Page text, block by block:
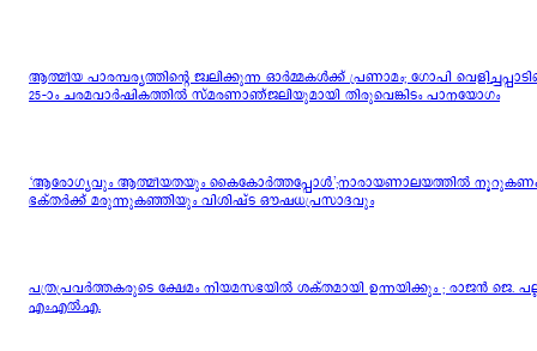
ആത്മീയ പാരമ്പര്യത്തിന്റെ ജ്വലിക്കുന്ന ഓർമ്മകൾക്ക് പ്രണാമം; ഗോപി
25-ാം ചരമവാർഷികത്തിൽ സ്മരണാഞ്ജലിയുമായി തിരുവെങ്കിടം പാനയോഗം
‘ആരോഗ്യവും ആത്മീയതയും കൈകോർത്തപ്പോൾ’;നാരായണാലയത്തിൽ
ഭക്തർക്ക് മരുന്നുകഞ്ഞിയും വിശിഷ്ട ഔഷധപ്രസാദവും
പത്രപ്രവർത്തകരുടെ ക്ഷേമം നിയമസഭയിൽ ശക്തമായി ഉന്നയിക്കും ; രാജൻ ജെ.
എം.എൽ.എ.